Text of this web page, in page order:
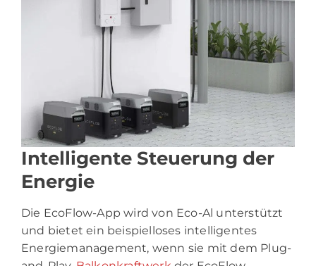
Intelligente Steuerung der
Energie
Die EcoFlow-App wird von Eco-Al unterstützt
und bietet ein beispielloses intelligentes
Energiemanagement, wenn sie mit dem Plug-